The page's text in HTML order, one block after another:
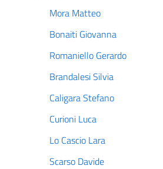
Mora Matteo
Bonaiti Giovanna
Romaniello Gerardo
Brandalesi Silvia
Caligara Stefano
Curioni Luca
Lo Cascio Lara
Scarso Davide